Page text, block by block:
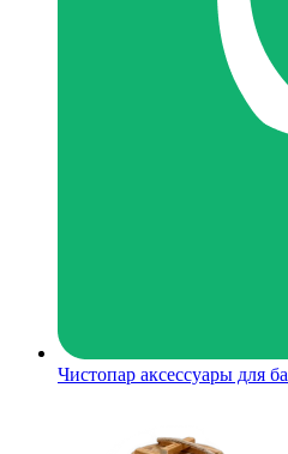
Чистопар аксессуары для